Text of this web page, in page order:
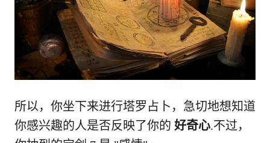
所以，你坐下来进行塔罗占卜，急切地想知道
你感兴趣的人是否反映了你的 好奇心.不过，